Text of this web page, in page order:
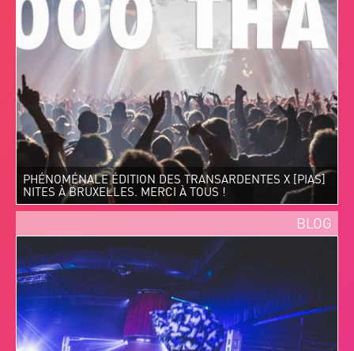
PHÉNOMÉNALE ÉDITION DES TRANSARDENTES X [PIAS]
NITES À BRUXELLES. MERCI À TOUS !
BLOG